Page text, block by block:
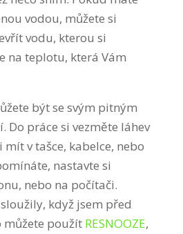
vodou, můžete si
vodu, kterou si
na teplotu, která Vám
být se svým pitným
Do práce si vezměte láhev
v tašce, kabelce, nebo
nastavte si
nebo na počítači.
když jsem před
můžete použít RESNOOZE,